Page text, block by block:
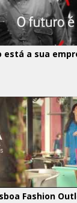
está a sua
Fashion